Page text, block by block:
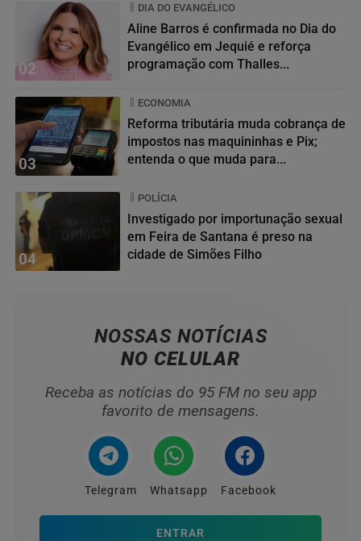
02
DIA DO EVANGÉLICO
Aline Barros é confirmada no Dia do
Evangélico em Jequié e reforça
programação com Thalles...
03
ECONOMIA
Reforma tributária muda cobrança de
impostos nas maquininhas e Pix;
entenda o que muda para...
04
POLÍCIA
Investigado por importunação sexual
em Feira de Santana é preso na
cidade de Simões Filho
NOSSAS NOTÍCIAS
NO CELULAR
Receba as notícias do 95 FM no seu app
favorito de mensagens.
Telegram Whatsapp Facebook
ENTRAR